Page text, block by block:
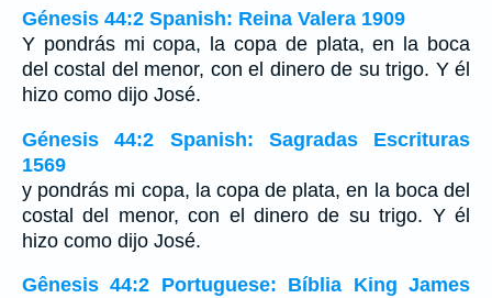
Génesis 44:2 Spanish: Reina Valera 1909
Y pondrás mi copa, la copa de plata, en la boca
del costal del menor, con el dinero de su trigo. Y él
hizo como dijo José.
Génesis 44:2 Spanish: Sagradas Escrituras
1569
y pondrás mi copa, la copa de plata, en la boca del
costal del menor, con el dinero de su trigo. Y él
hizo como dijo José.
Gênesis 44:2 Portuguese: Bíblia King James